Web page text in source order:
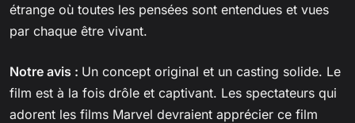
étrange où toutes les pensées sont entendues et vues
par chaque être vivant.
Notre avis : Un concept original et un casting solide. Le
film est à la fois drôle et captivant. Les spectateurs qui
adorent les films Marvel devraient apprécier ce film